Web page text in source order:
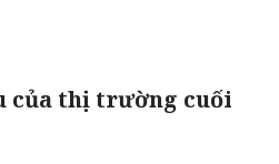
của thị trường cuối